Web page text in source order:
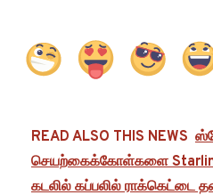
READ ALSO THIS NEWS
செயற்கைக்கோள்களை
கடலில் கப்பலில் ராக்கெட்டை